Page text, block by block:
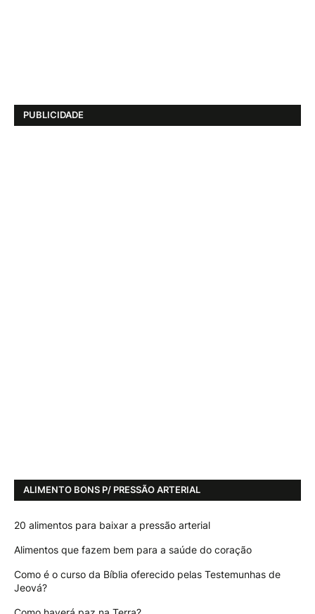
PUBLICIDADE
ALIMENTO BONS P/ PRESSÃO ARTERIAL
20 alimentos para baixar a pressão arterial
Alimentos que fazem bem para a saúde do coração
Como é o curso da Bíblia oferecido pelas Testemunhas de
Jeová?